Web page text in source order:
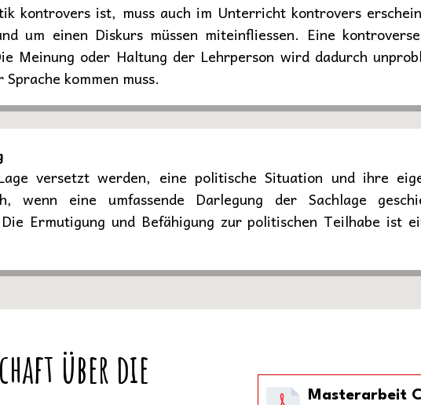
kontrovers ist, muss auch im Unterricht kontrovers
um einen Diskurs müssen miteinfliessen. Eine
Meinung oder Haltung der Lehrperson wird dadurch
kommen muss.
versetzt werden, eine politische Situation und ihre
wenn eine umfassende Darlegung der Sachlage
Ermutigung und Befähigung zur politischen Teilhabe ist
über die
Masterarbeit